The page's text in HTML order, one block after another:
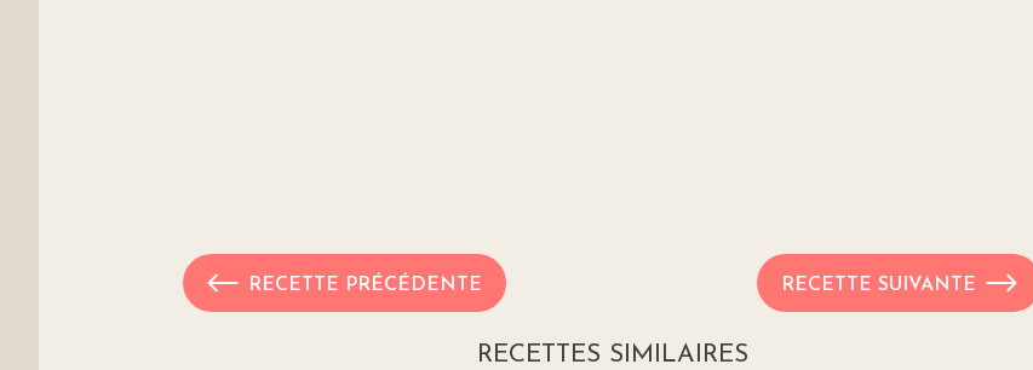
RECETTE PRÉCÉDENTE RECETTE SUIVANTE
RECETTES SIMILAIRES